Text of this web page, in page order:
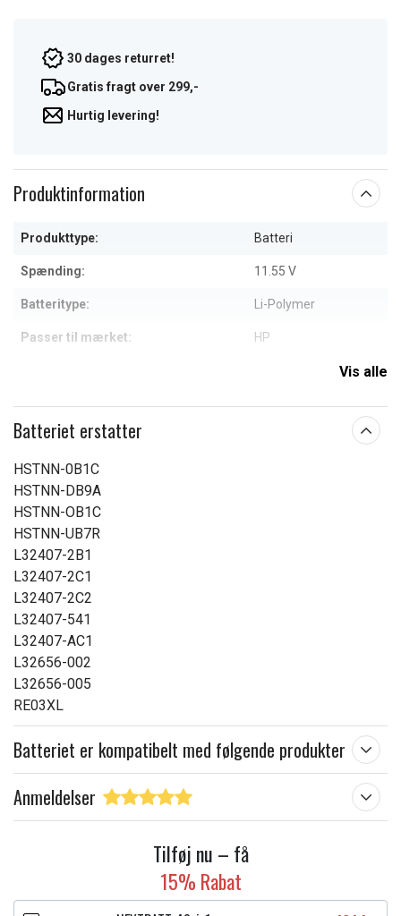
30 dages returret!
Gratis fragt over 299,-
Hurtig levering!
Produktinformation
Produkttype: Batteri
Spænding: 11.55 V
Batteritype: Li-Polymer
Passer til mærket: HP
Vis alle
Batteriet erstatter
HSTNN-0B1C
HSTNN-DB9A
HSTNN-OB1C
HSTNN-UB7R
L32407-2B1
L32407-2C1
L32407-2C2
L32407-541
L32407-AC1
L32656-002
L32656-005
RE03XL
Batteriet er kompatibelt med følgende produkter
Anmeldelser
Tilføj nu – få
15% Rabat